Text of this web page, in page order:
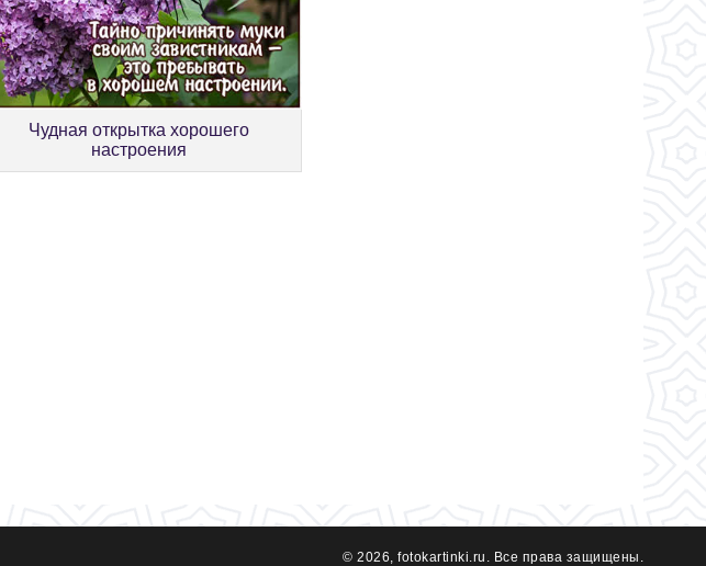
Чудная открытка хорошего
настроения
© 2026, fotokartinki.ru. Все права защищены.